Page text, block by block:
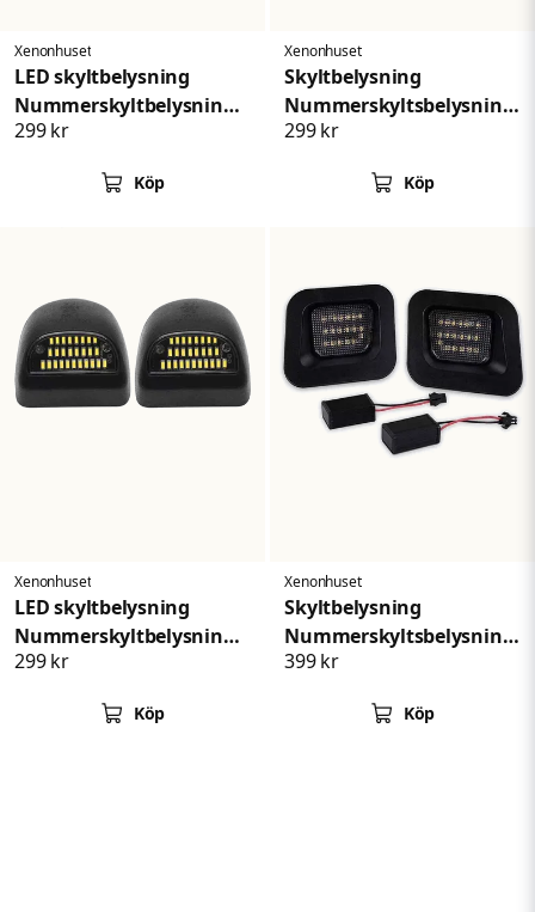
Xenonhuset
LED skyltbelysning
Nummerskyltbelysning
Ford Fusion Focus
299 kr
Köp
Xenonhuset
Skyltbelysning
Nummerskyltsbelysning
Fiat Dodge Maserati
299 kr
Köp
Xenonhuset
LED skyltbelysning
Nummerskyltbelysning
Chevrolet Silverado
299 kr
Köp
Xenonhuset
Skyltbelysning
Nummerskyltsbelysning
Dodge RAM 20032018
399 kr
Köp